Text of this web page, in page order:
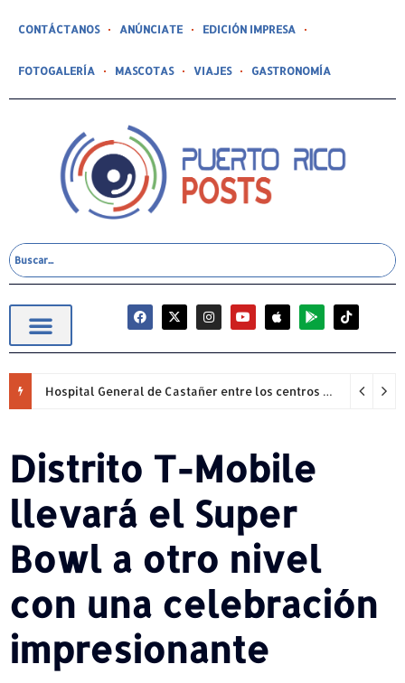
CONTÁCTANOS ANÚNCIATE EDICIÓN IMPRESA
FOTOGALERÍA MASCOTAS VIAJES GASTRONOMÍA
Hospital General de Castañer entre los centros de salud comunitarios con mejor desempeño clínico de Estados Unidos
Distrito T-Mobile
llevará el Super
Bowl a otro nivel
con una celebración
impresionante